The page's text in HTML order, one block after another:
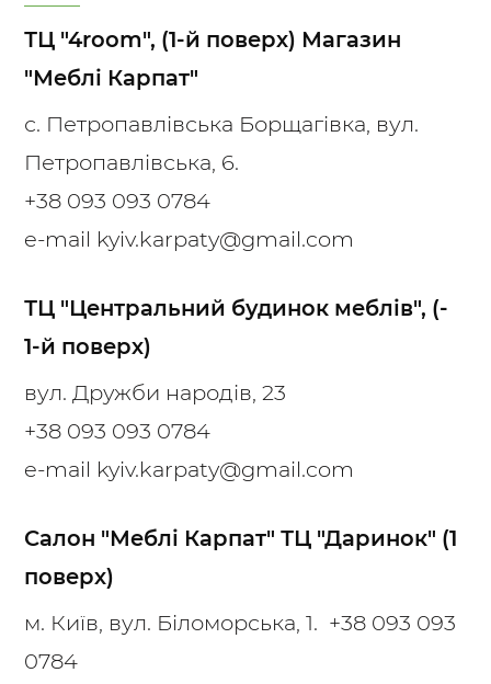
ТЦ "4room", (1-й поверх) Магазин
"Меблі Карпат"
с. Петропавлівська Борщагівка, вул.
Петропавлівська, 6.
+38 093 093 0784
e-mail kyiv.karpaty@gmail.com
ТЦ "Центральний будинок меблів", (-
1-й поверх)
вул. Дружби народів, 23
+38 093 093 0784
e-mail kyiv.karpaty@gmail.com
Салон "Меблі Карпат" ТЦ "Даринок" (1
поверх)
м. Київ, вул. Біломорська, 1. +38 093 093
0784